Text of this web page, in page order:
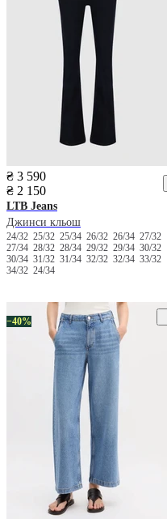
₴ 3 590
₴ 2 150
LTB Jeans
Джинси кльош
24/32 25/32 25/34 26/32 26/34 27/32
27/34 28/32 28/34 29/32 29/34 30/32
30/34 31/32 31/34 32/32 32/34 33/32
34/32 24/34
−40%